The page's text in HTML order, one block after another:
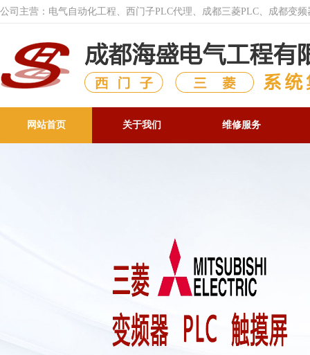
公司主营：电气自动化工程、西门子PLC代理、成都三菱PLC、成都变
网站首页 关于我们 维修服务